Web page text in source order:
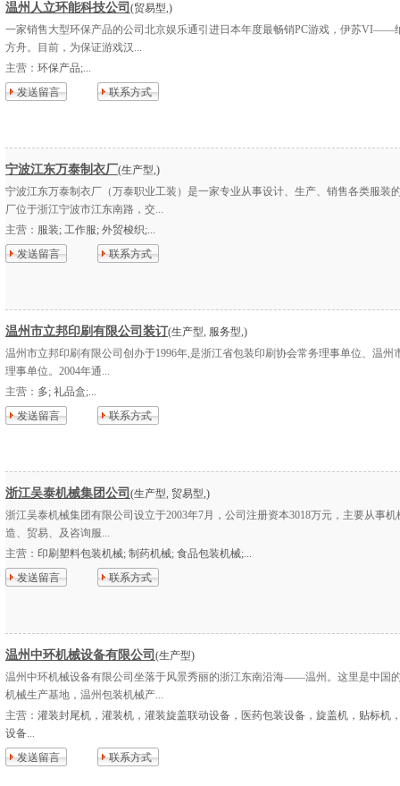
温州人立环能科技公司 (贸易型,)
一家销售大型环保产品的公司北京娱乐通引进日本年度最畅销PC游戏，伊苏VI——
方舟。目前，为保证游戏汉...
主营： 环保产品;...
发送留言
联系方式
宁波江东万泰制衣厂(生产型,)
宁波江东万泰制衣厂（万泰职业工装）是一家专业从事设计、生产、销售各类服装
厂位于浙江宁波市江东南路，交...
主营： 服装; 工作服; 外贸梭织;...
发送留言
联系方式
温州市立邦印刷有限公司装订(生产型, 服务型,)
温州市立邦印刷有限公司创办于1996年,是浙江省包装印刷协会常务理事单位、温州
理事单位。2004年通...
主营： 多; 礼品盒;...
发送留言
联系方式
浙江吴泰机械集团公司 (生产型, 贸易型,)
浙江吴泰机械集团有限公司设立于2003年7月，公司注册资本3018万元，主要从事
造、贸易、及咨询服...
主营： 印刷塑料包装机械; 制药机械; 食品包装机械;...
发送留言
联系方式
温州中环机械设备有限公司 (生产型)
温州中环机械设备有限公司坐落于风景秀丽的浙江东南沿海——温州。这里是中国
机械生产基地，温州包装机械产...
主营： 灌装封尾机，灌装机，灌装旋盖联动设备，医药包装设备，旋盖机，贴标机
设备...
发送留言
联系方式